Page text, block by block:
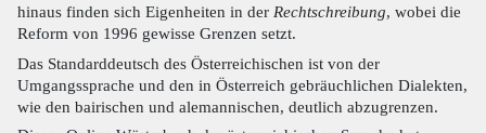
hinaus finden sich Eigenheiten in der Rechtschreibung, wobei die
Reform von 1996 gewisse Grenzen setzt.
Das Standarddeutsch des Österreichischen ist von der
Umgangssprache und den in Österreich gebräuchlichen Dialekten,
wie den bairischen und alemannischen, deutlich abzugrenzen.